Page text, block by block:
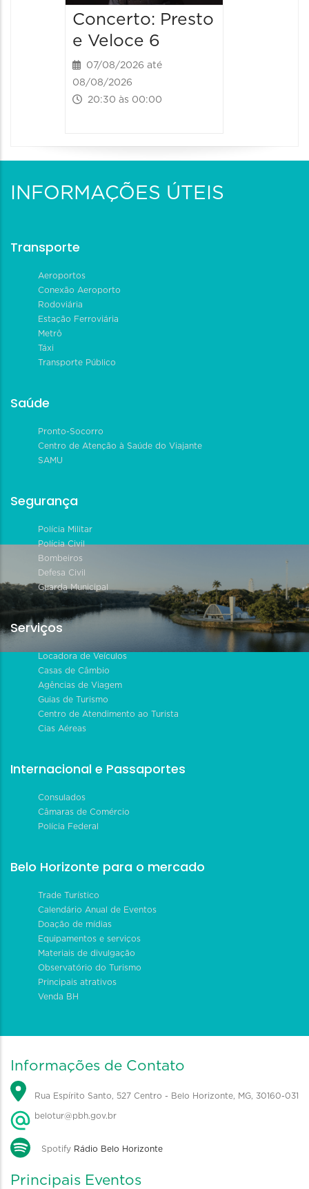
Concerto: Presto
e Veloce 6
07/08/2026 até
08/08/2026
20:30 às 00:00
INFORMAÇÕES ÚTEIS
Transporte
Aeroportos
Conexão Aeroporto
Rodoviária
Estação Ferroviária
Metrô
Táxi
Transporte Público
Saúde
Pronto-Socorro
Centro de Atenção à Saúde do Viajante
SAMU
Segurança
Polícia Militar
Polícia Civil
Bombeiros
Defesa Civil
Guarda Municipal
Serviços
Locadora de Veículos
Casas de Câmbio
Agências de Viagem
Guias de Turismo
Centro de Atendimento ao Turista
Cias Aéreas
Internacional e Passaportes
Consulados
Câmaras de Comércio
Polícia Federal
Belo Horizonte para o mercado
Trade Turístico
Calendário Anual de Eventos
Doação de mídias
Equipamentos e serviços
Materiais de divulgação
Observatório do Turismo
Principais atrativos
Venda BH
Informações de Contato
Rua Espírito Santo, 527 Centro - Belo Horizonte, MG, 30160-031
belotur@pbh.gov.br
Spotify Rádio Belo Horizonte
Principais Eventos